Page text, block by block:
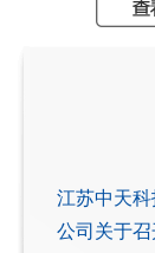
江苏中天
公司关于召